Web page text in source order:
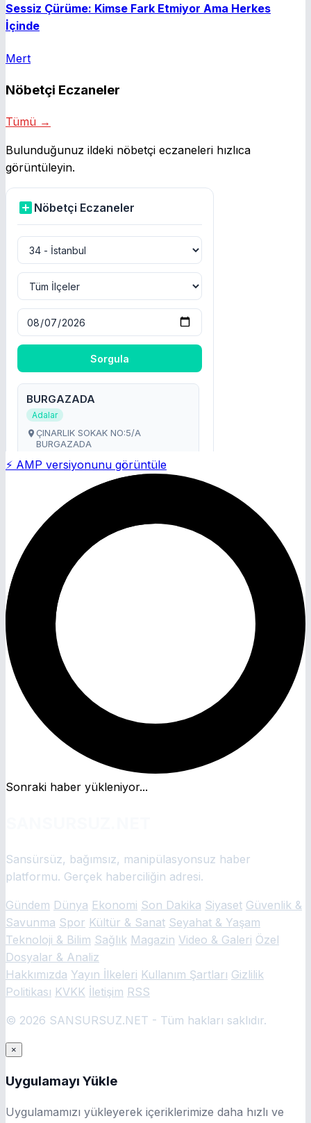
Sessiz Çürüme: Kimse Fark Etmiyor Ama Herkes
İçinde
Mert
Nöbetçi Eczaneler
Tümü →
Bulunduğunuz ildeki nöbetçi eczaneleri hızlıca
görüntüleyin.
⚡ AMP versiyonunu görüntüle
Sonraki haber yükleniyor...
Sansürsüz, bağımsız, manipülasyonsuz haber
platformu. Gerçek haberciliğin adresi.
Gündem Dünya Ekonomi Son Dakika Siyaset Güvenlik &
Savunma Spor Kültür & Sanat Seyahat & Yaşam
Teknoloji & Bilim Sağlık Magazin Video & Galeri Özel
Dosyalar & Analiz
Hakkımızda Yayın İlkeleri Kullanım Şartları Gizlilik
Politikası KVKK İletişim RSS
© 2026 SANSURSUZ.NET - Tüm hakları saklıdır.
×
Uygulamayı Yükle
Uygulamamızı yükleyerek içeriklerimize daha hızlı ve